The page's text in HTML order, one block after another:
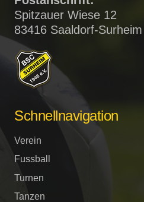
Spitzauer Wiese 12
83416 Saaldorf-Surheim
Schnellnavigation
Verein
Fussball
Turnen
Tanzen